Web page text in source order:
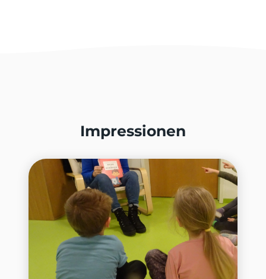
Impressionen